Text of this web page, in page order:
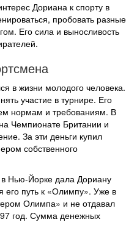
Дориана к спорту в
пробовать разные
Его сила и выносливость
в жизни молодого человека.
участие в турнире. Его
нормам и требованиям. В
Чемпионате Британии и
За эти деньги купил
собственного
Нью-Йорке дала Дориану
его путь к «Олимпу». Уже в
Олимпа» и не отдавал
год. Сумма денежных